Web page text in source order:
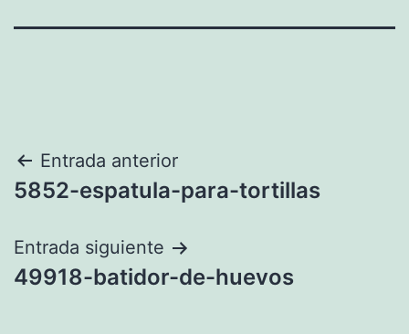
Navegación
de
entradas
Entrada anterior
5852-espatula-para-tortillas
Entrada siguiente
49918-batidor-de-huevos